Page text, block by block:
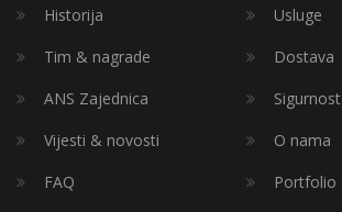
Historija
Usluge
Tim & nagrade
Dostava
ANS Zajednica
Sigurnost
Vijesti & novosti
O nama
FAQ
Portfolio